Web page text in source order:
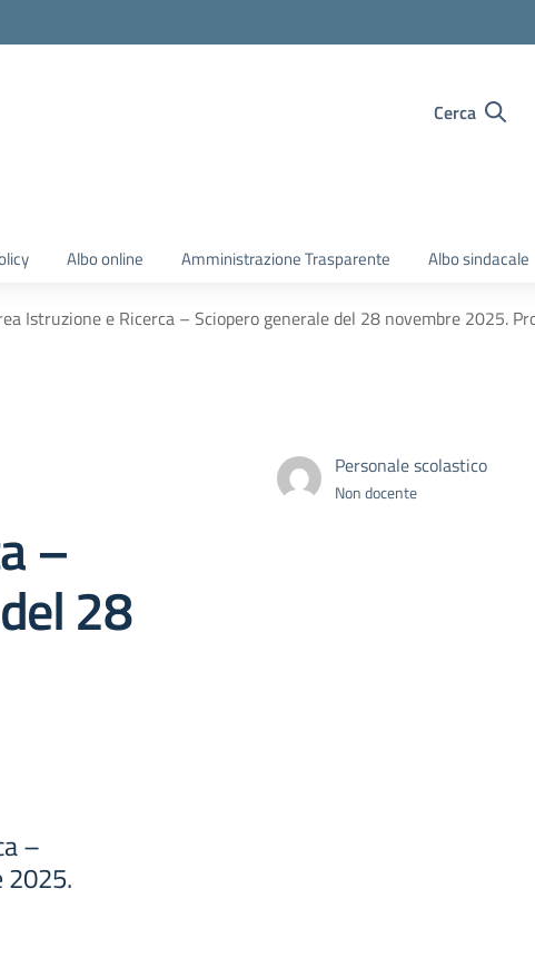
Cerca
Albo online Amministrazione Trasparente Albo sindacale
Istruzione e Ricerca – Sciopero generale del 28 novembre 2025.
–
28
–
2025.
Personale scolastico
Non docente